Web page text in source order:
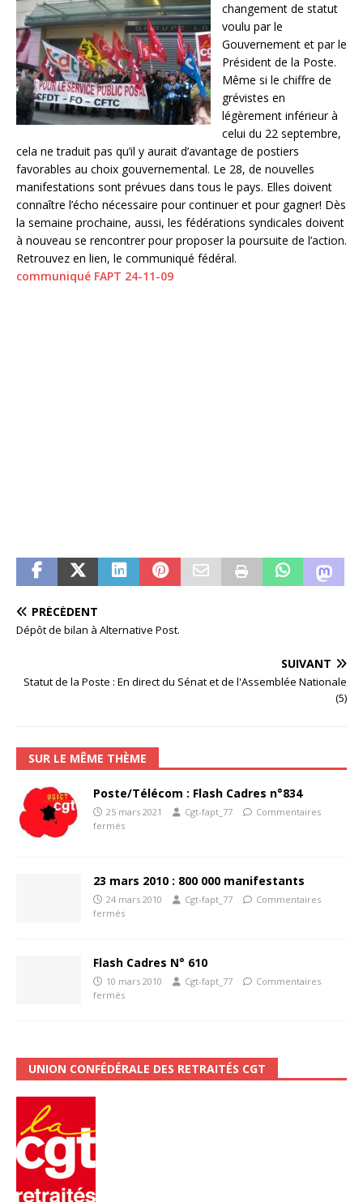
changement de statut
voulu par le
Gouvernement et par le
Président de la Poste.
Même si le chiffre de
grévistes en
légèrement inférieur à
celui du 22 septembre,
cela ne traduit pas qu’il y aurait d’avantage de postiers
favorables au choix gouvernemental. Le 28, de nouvelles
manifestations sont prévues dans tous le pays. Elles doivent
connaître l’écho nécessaire pour continuer et pour gagner! Dès
la semaine prochaine, aussi, les fédérations syndicales doivent
à nouveau se rencontrer pour proposer la poursuite de l’action.
Retrouvez en lien, le communiqué fédéral.
communiqué FAPT 24-11-09
PRÉCÉDENT
Dépôt de bilan à Alternative Post.
SUIVANT
Statut de la Poste : En direct du Sénat et de l'Assemblée Nationale
(5)
SUR LE MÊME THÈME
Poste/Télécom : Flash Cadres n°834
25 mars 2021 Cgt-fapt_77
Commentaires
fermés
23 mars 2010 : 800 000 manifestants
24 mars 2010 Cgt-fapt_77
Commentaires
fermés
Flash Cadres N° 610
10 mars 2010 Cgt-fapt_77
Commentaires
fermés
UNION CONFÉDÉRALE DES RETRAITÉS CGT